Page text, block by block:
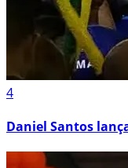
4
Daniel Santos